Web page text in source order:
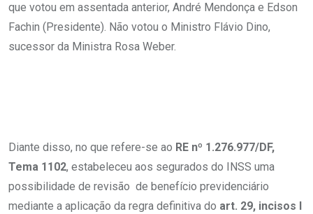
que votou em assentada anterior, André Mendonça e Edson
Fachin (Presidente). Não votou o Ministro Flávio Dino,
sucessor da Ministra Rosa Weber.
Diante disso, no que refere-se ao RE nº 1.276.977/DF,
Tema 1102, estabeleceu aos segurados do INSS uma
possibilidade de revisão de benefício previdenciário
mediante a aplicação da regra definitiva do art. 29, incisos I